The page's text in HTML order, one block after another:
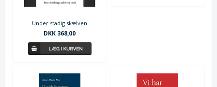
Under stadig skælven
DKK 368,00